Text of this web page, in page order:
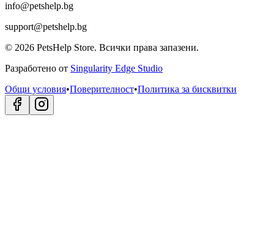
info@petshelp.bg
support@petshelp.bg
© 2026 PetsHelp Store. Всички права запазени.
Разработено от Singularity Edge Studio
Общи условия•Поверителност•Политика за бисквитки